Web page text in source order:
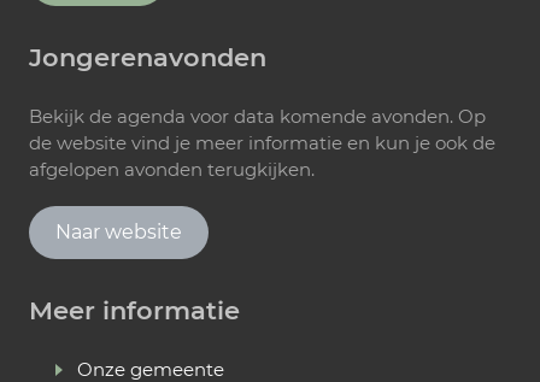
Jongerenavonden
Bekijk de agenda voor data komende avonden. Op
de website vind je meer informatie en kun je ook de
afgelopen avonden terugkijken.
Naar website
Meer informatie
Onze gemeente